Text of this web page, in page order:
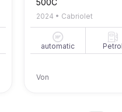
500C
2024 • Cabriolet
automatic Petrol
Von